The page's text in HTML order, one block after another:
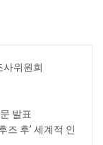
사위원회
발표
즈 후’ 세계적 인